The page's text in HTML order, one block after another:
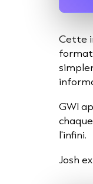
Cette
GWI
l'infini.
Josh